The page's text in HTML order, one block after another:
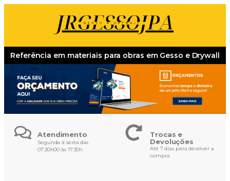
Referência em materiais para obras em Gesso e Drywall
Atendimento
Segunda à sexta das
07:30h00 às 17:30h
Trocas e
Devoluções
Até 7 dias para devolver a
compra